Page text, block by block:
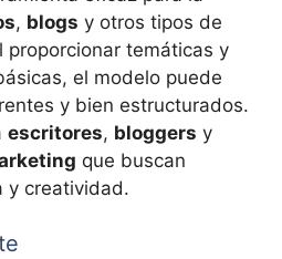
, blogs y otros tipos de
proporcionar temáticas y
el modelo puede
y bien estructurados.
escritores, bloggers y
que buscan
y creatividad.